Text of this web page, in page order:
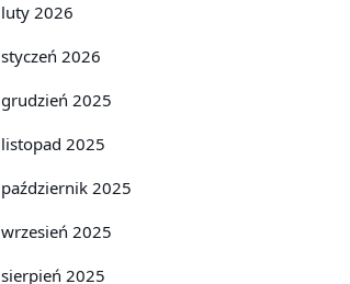
luty 2026
styczeń 2026
grudzień 2025
listopad 2025
październik 2025
wrzesień 2025
sierpień 2025